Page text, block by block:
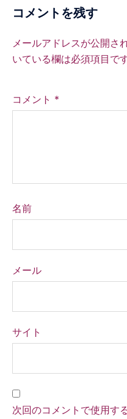
ョコメントを残す
メールアドレスが公開さ
いている欄は必須項目で
コメント *
名前
メール
サイト
次回のコメントで使用す